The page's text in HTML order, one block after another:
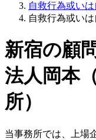
自救行為或い
自救行為或い
新宿の顧
法人岡本
所）
当事務所では、上場